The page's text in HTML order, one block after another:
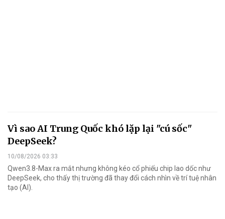
Vì sao AI Trung Quốc khó lặp lại "cú sốc"
DeepSeek?
10/08/2026 03:33
Qwen3.8-Max ra mắt nhưng không kéo cổ phiếu chip lao dốc như
DeepSeek, cho thấy thị trường đã thay đổi cách nhìn về trí tuệ nhân
tạo (AI).